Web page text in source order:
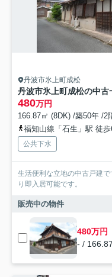
丹波市氷上町成松
丹波市氷上町成松の中古
480万円
166.87㎡ (8DK) /築50年 /2
福知山線「石生」駅 徒
公共下水
生活便利な立地の中古戸建
り即入居可能です。
販売中の物件
480万円
- /